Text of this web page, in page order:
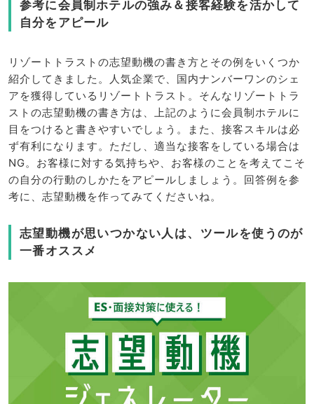
参考に会員制ホテルの強み＆接客経験を活かして
自分をアピール
リゾートトラストの志望動機の書き方とその例をいくつか
紹介してきました。人気企業で、国内ナンバーワンのシェ
アを獲得しているリゾートトラスト。そんなリゾートトラ
ストの志望動機の書き方は、上記のように会員制ホテルに
目をつけると書きやすいでしょう。また、接客スキルは必
ず有利になります。ただし、適当な接客をしている場合は
NG。お客様に対する気持ちや、お客様のことを考えてこそ
の自分の行動のしかたをアピールしましょう。回答例を参
考に、志望動機を作ってみてくださいね。
志望動機が思いつかない人は、ツールを使うのが
一番オススメ